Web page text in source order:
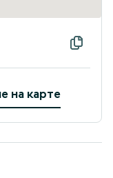
на карте